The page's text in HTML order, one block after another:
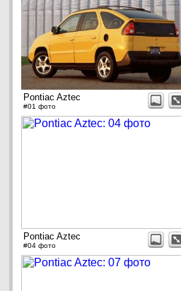
Pontiac Aztec
#01 фото
Pontiac Aztec
#04 фото